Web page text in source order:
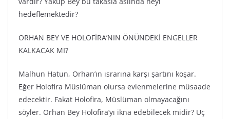
hedeflemektedir?
ORHAN BEY VE HOLOFİRA’NIN ÖNÜNDEKİ ENGELLER
KALKACAK MI?
Malhun Hatun, Orhan’ın ısrarına karşı şartını koşar.
Eğer Holofira Müslüman olursa evlenmelerine müsaade
edecektir. Fakat Holofira, Müslüman olmayacağını
söyler. Orhan Bey Holofira’yı ikna edebilecek midir? Uç